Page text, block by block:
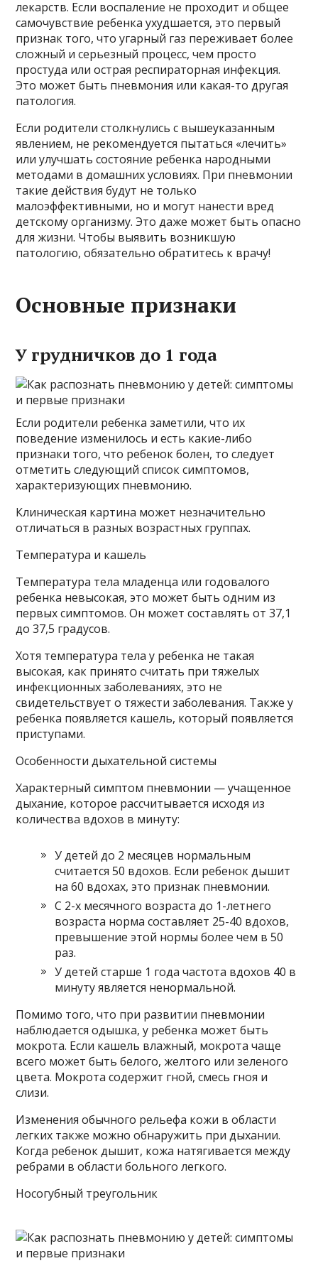
лекарств. Если воспаление не проходит и общее
самочувствие ребенка ухудшается, это первый
признак того, что угарный газ переживает более
сложный и серьезный процесс, чем просто
простуда или острая респираторная инфекция.
Это может быть пневмония или какая-то другая
патология.
Если родители столкнулись с вышеуказанным
явлением, не рекомендуется пытаться «лечить»
или улучшать состояние ребенка народными
методами в домашних условиях. При пневмонии
такие действия будут не только
малоэффективными, но и могут нанести вред
детскому организму. Это даже может быть опасно
для жизни. Чтобы выявить возникшую
патологию, обязательно обратитесь к врачу!
Основные признаки
У грудничков до 1 года
Если родители ребенка заметили, что их
поведение изменилось и есть какие-либо
признаки того, что ребенок болен, то следует
отметить следующий список симптомов,
характеризующих пневмонию.
Клиническая картина может незначительно
отличаться в разных возрастных группах.
Температура и кашель
Температура тела младенца или годовалого
ребенка невысокая, это может быть одним из
первых симптомов. Он может составлять от 37,1
до 37,5 градусов.
Хотя температура тела у ребенка не такая
высокая, как принято считать при тяжелых
инфекционных заболеваниях, это не
свидетельствует о тяжести заболевания. Также у
ребенка появляется кашель, который появляется
приступами.
Особенности дыхательной системы
Характерный симптом пневмонии — учащенное
дыхание, которое рассчитывается исходя из
количества вдохов в минуту:
У детей до 2 месяцев нормальным
считается 50 вдохов. Если ребенок дышит
на 60 вдохах, это признак пневмонии.
С 2-х месячного возраста до 1-летнего
возраста норма составляет 25-40 вдохов,
превышение этой нормы более чем в 50
раз.
У детей старше 1 года частота вдохов 40 в
минуту является ненормальной.
Помимо того, что при развитии пневмонии
наблюдается одышка, у ребенка может быть
мокрота. Если кашель влажный, мокрота чаще
всего может быть белого, желтого или зеленого
цвета. Мокрота содержит гной, смесь гноя и
слизи.
Изменения обычного рельефа кожи в области
легких также можно обнаружить при дыхании.
Когда ребенок дышит, кожа натягивается между
ребрами в области больного легкого.
Носогубный треугольник